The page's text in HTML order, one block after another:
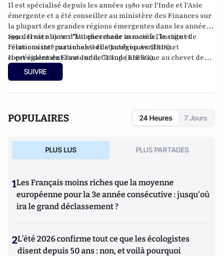
Il est spécialisé depuis les années 1980 sur l'Inde et l'Asie
émergente et a été conseiller au ministère des Finances sur
la plupart des grandes régions émergentes dans les années
1990. Il est aujourd'hui chercheur associé à l'Institut de
relations internationales et stratégiques (IRIS) et
coprésident du Euro-India Group (EIEBG).
Son dernier livre : "Utopies made in monde, le sage et
l'économiste" paru chez Odile Jacob en Avril 2021.
Il est également l'auteur de "L'Inde ancienne au chevet de
nos politiques. L'art de la gouvernance selon l'Arthashâstra",
Editions du Félin, 2017. et de "Chindiafrique : la Chine,
SUIVRE
POPULAIRES 24 Heures 7 Jours
PLUS LUS PLUS PARTAGES
1Les Français moins riches que la moyenne
européenne pour la 3e année consécutive : jusqu'où
ira le grand déclassement ?
2L’été 2026 confirme tout ce que les écologistes
disent depuis 50 ans : non, et voilà pourquoi